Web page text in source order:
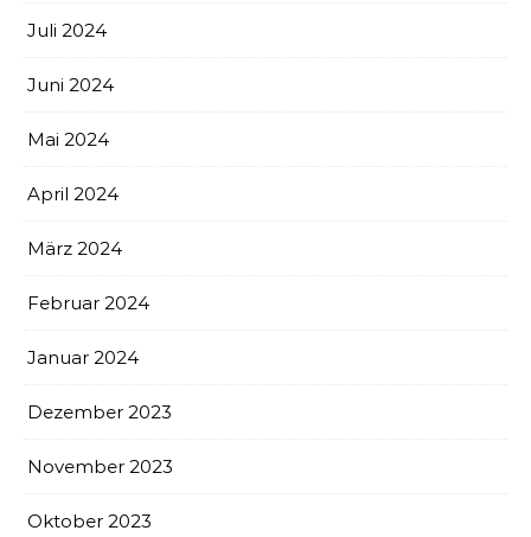
Juli 2024
Juni 2024
Mai 2024
April 2024
März 2024
Februar 2024
Januar 2024
Dezember 2023
November 2023
Oktober 2023